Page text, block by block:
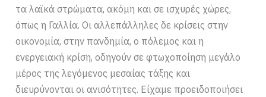
τα λαϊκά στρώματα, ακόμη και σε ισχυρές χώρες,
όπως η Γαλλία. Οι αλλεπάλληλες δε κρίσεις στην
οικονομία, στην πανδημία, ο πόλεμος και η
ενεργειακή κρίση, οδηγούν σε φτωχοποίηση μεγάλο
μέρος της λεγόμενος μεσαίας τάξης και
διευρύνονται οι ανισότητες. Είχαμε προειδοποιήσει